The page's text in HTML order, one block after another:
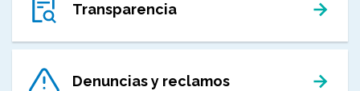
Transparencia
Denuncias y reclamos